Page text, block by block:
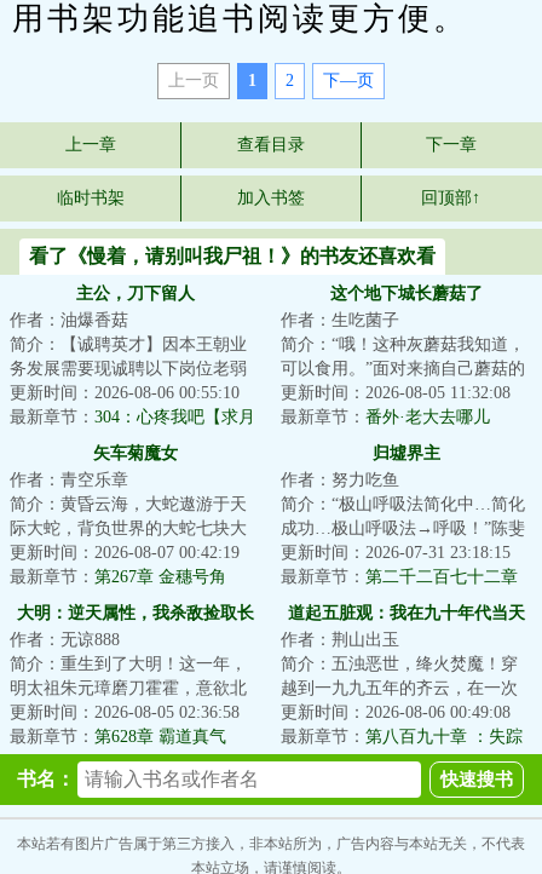
用书架功能追书阅读更方便。
上一页 1 2 下—页
上一章 查看目录 下一章
临时书架 加入书签 回顶部↑
看了《慢着，请别叫我尸祖！》的书友还喜欢看
主公，刀下留人
作者：油爆香菇
简介：【诚聘英才】因本王朝业
务发展需要现诚聘以下岗位老弱
病残孕、坑蒙拐骗偷以上岗位数
量不等，多多益...
更新时间：2026-08-06 00:55:10
最新章节： 304：心疼我吧【求月
这个地下城长蘑菇了
作者：生吃菌子
简介：“哦！这种灰蘑菇我知道，
可以食用。”面对来摘自己蘑菇的
冒险者，林珺默默在那丛灰蘑菇
里催生出了...
更新时间：2026-08-05 11:32:08
最新章节： 番外·老大去哪儿
矢车菊魔女
作者：青空乐章
简介：黄昏云海，大蛇遨游于天
际大蛇，背负世界的大蛇七块大
陆于蛇背之上起伏，亿万生灵随
之于云海飘摇这...
更新时间：2026-08-07 00:42:19
最新章节： 第267章 金穗号角
归墟界主
作者：努力吃鱼
简介：“极山呼吸法简化中…简化
成功…极山呼吸法→呼吸！”陈斐
深吸了一口气。“极山呼吸法经验
值+。”...
更新时间：2026-07-31 23:18:15
最新章节： 第二千二百七十二章
至强者
大明：逆天属性，我杀敌捡取长
作者：无谅888
简介：重生到了大明！这一年，
明太祖朱元璋磨刀霍霍，意欲北
伐，彻定北元，将汉家中原完全
掌控，为自己儿...
更新时间：2026-08-05 02:36:58
最新章节： 第628章 霸道真气
道起五脏观：我在九十年代当天
师
作者：荆山出玉
简介：五浊恶世，绛火焚魔！穿
越到一九九五年的齐云，在一次
山村的婚宴上。一则关于“神仙
山”传说，将他...
更新时间：2026-08-06 00:49:08
最新章节： 第八百九十章 ：失踪
者归，六车出城
书名：
本站若有图片广告属于第三方接入，非本站所为，广告内容与本站无关，不代表
本站立场，请谨慎阅读。